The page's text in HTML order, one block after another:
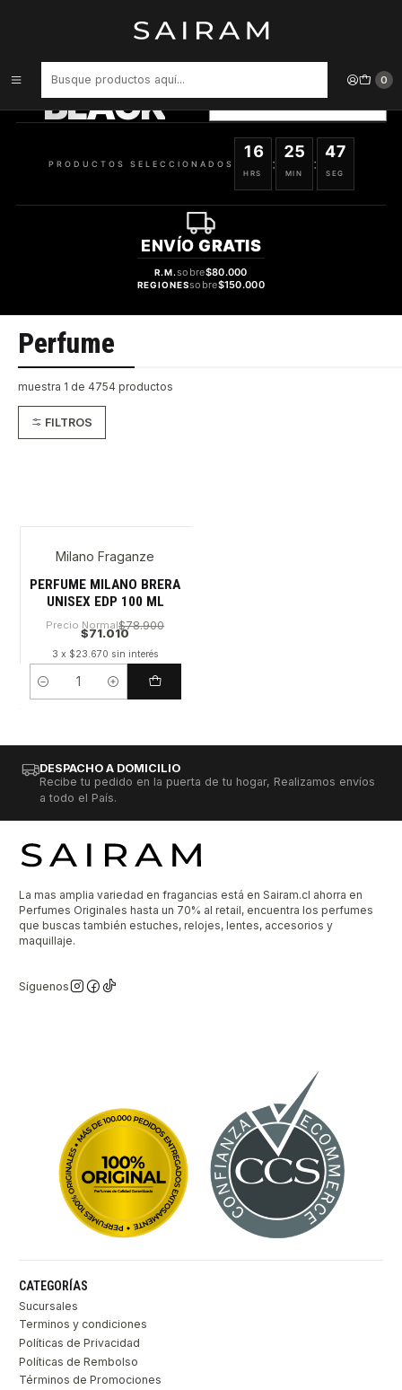
0
BLACK VER OFERTAS
PRODUCTOS SELECCIONADOS
16
HRS
:
25
MIN
:
47
SEG
ENVÍO GRATIS
R.M.sobre$80.000
REGIONESsobre$150.000
Perfume
muestra 1 de 4754 productos
FILTROS
Milano Fraganze
PERFUME MILANO BRERA
UNISEX EDP 100 ML
Precio Normal$78.900
$71.010
3 x $23.670 sin interés
Cantidad
DESPACHO A DOMICILIO
Recibe tu pedido en la puerta de tu hogar, Realizamos envíos
a todo el País.
La mas amplia variedad en fragancias está en Sairam.cl ahorra en
Perfumes Originales hasta un 70% al retail, encuentra los perfumes
que buscas también estuches, relojes, lentes, accesorios y
maquillaje.
Síguenos
CATEGORÍAS
Sucursales
Terminos y condiciones
Políticas de Privacidad
Políticas de Rembolso
Términos de Promociones